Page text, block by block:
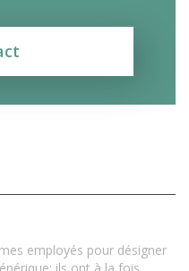
employés pour désigner